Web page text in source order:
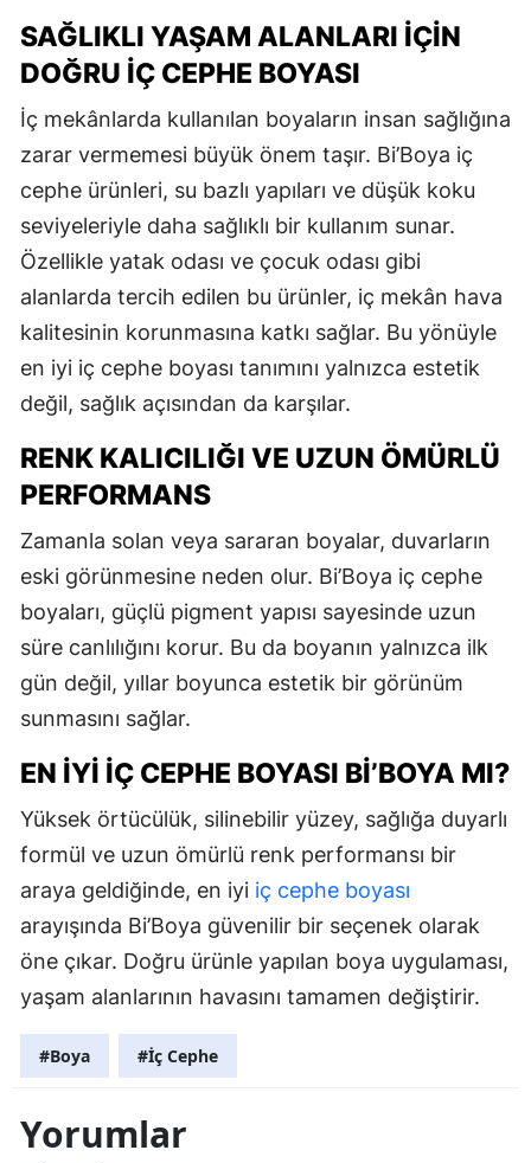
SAĞLIKLI YAŞAM ALANLARI İÇIN
DOĞRU İÇ CEPHE BOYASI
İç mekânlarda kullanılan boyaların insan sağlığına
zarar vermemesi büyük önem taşır. Bi’Boya iç
cephe ürünleri, su bazlı yapıları ve düşük koku
seviyeleriyle daha sağlıklı bir kullanım sunar.
Özellikle yatak odası ve çocuk odası gibi
alanlarda tercih edilen bu ürünler, iç mekân hava
kalitesinin korunmasına katkı sağlar. Bu yönüyle
en iyi iç cephe boyası tanımını yalnızca estetik
değil, sağlık açısından da karşılar.
RENK KALICILIĞI VE UZUN ÖMÜRLÜ
PERFORMANS
Zamanla solan veya sararan boyalar, duvarların
eski görünmesine neden olur. Bi’Boya iç cephe
boyaları, güçlü pigment yapısı sayesinde uzun
süre canlılığını korur. Bu da boyanın yalnızca ilk
gün değil, yıllar boyunca estetik bir görünüm
sunmasını sağlar.
EN İYI İÇ CEPHE BOYASI BI’BOYA MI?
Yüksek örtücülük, silinebilir yüzey, sağlığa duyarlı
formül ve uzun ömürlü renk performansı bir
araya geldiğinde, en iyi iç cephe boyası
arayışında Bi’Boya güvenilir bir seçenek olarak
öne çıkar. Doğru ürünle yapılan boya uygulaması,
yaşam alanlarının havasını tamamen değiştirir.
#Boya #İç Cephe
Yorumlar